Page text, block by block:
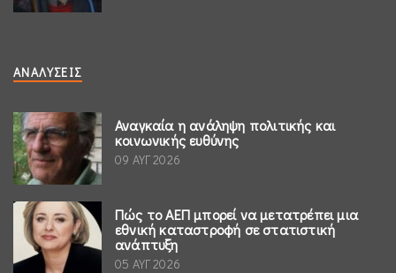
ΑΝΑΛΎΣΕΙΣ
Αναγκαία η ανάληψη πολιτικής και
κοινωνικής ευθύνης
09 ΑΥΓ 2026
Πώς το ΑΕΠ μπορεί να μετατρέπει μια
εθνική καταστροφή σε στατιστική
ανάπτυξη
05 ΑΥΓ 2026